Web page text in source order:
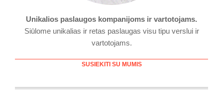
Unikalios paslaugos kompanijoms ir vartotojams.
Siūlome unikalias ir retas paslaugas visu tipu verslui ir
vartotojams.
SUSIEKITI SU MUMIS